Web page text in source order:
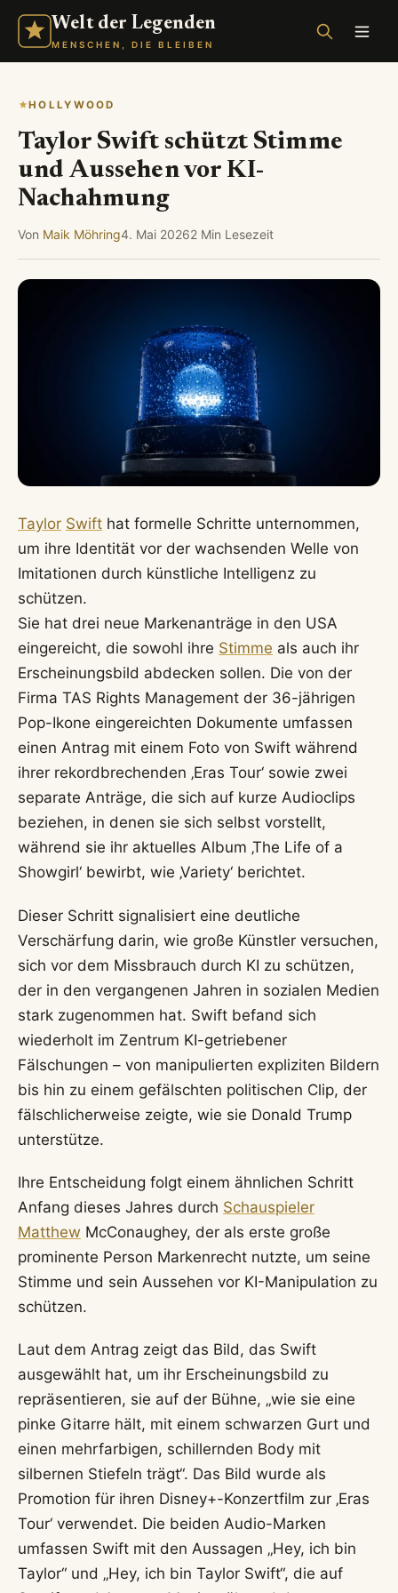
Welt der Legenden
MENSCHEN, DIE BLEIBEN
HOLLYWOOD
Taylor Swift schützt Stimme
und Aussehen vor KI-
Nachahmung
Von Maik Möhring4. Mai 20262 Min Lesezeit
Taylor Swift hat formelle Schritte unternommen,
um ihre Identität vor der wachsenden Welle von
Imitationen durch künstliche Intelligenz zu
schützen.
Sie hat drei neue Markenanträge in den USA
eingereicht, die sowohl ihre Stimme als auch ihr
Erscheinungsbild abdecken sollen. Die von der
Firma TAS Rights Management der 36-jährigen
Pop-Ikone eingereichten Dokumente umfassen
einen Antrag mit einem Foto von Swift während
ihrer rekordbrechenden ‚Eras Tour‘ sowie zwei
separate Anträge, die sich auf kurze Audioclips
beziehen, in denen sie sich selbst vorstellt,
während sie ihr aktuelles Album ‚The Life of a
Showgirl‘ bewirbt, wie ‚Variety‘ berichtet.
Dieser Schritt signalisiert eine deutliche
Verschärfung darin, wie große Künstler versuchen,
sich vor dem Missbrauch durch KI zu schützen,
der in den vergangenen Jahren in sozialen Medien
stark zugenommen hat. Swift befand sich
wiederholt im Zentrum KI-getriebener
Fälschungen – von manipulierten expliziten Bildern
bis hin zu einem gefälschten politischen Clip, der
fälschlicherweise zeigte, wie sie Donald Trump
unterstütze.
Ihre Entscheidung folgt einem ähnlichen Schritt
Anfang dieses Jahres durch Schauspieler
Matthew McConaughey, der als erste große
prominente Person Markenrecht nutzte, um seine
Stimme und sein Aussehen vor KI-Manipulation zu
schützen.
Laut dem Antrag zeigt das Bild, das Swift
ausgewählt hat, um ihr Erscheinungsbild zu
repräsentieren, sie auf der Bühne, „wie sie eine
pinke Gitarre hält, mit einem schwarzen Gurt und
einen mehrfarbigen, schillernden Body mit
silbernen Stiefeln trägt“. Das Bild wurde als
Promotion für ihren Disney+-Konzertfilm zur ‚Eras
Tour‘ verwendet. Die beiden Audio-Marken
umfassen Swift mit den Aussagen „Hey, ich bin
Taylor“ und „Hey, ich bin Taylor Swift“, die auf